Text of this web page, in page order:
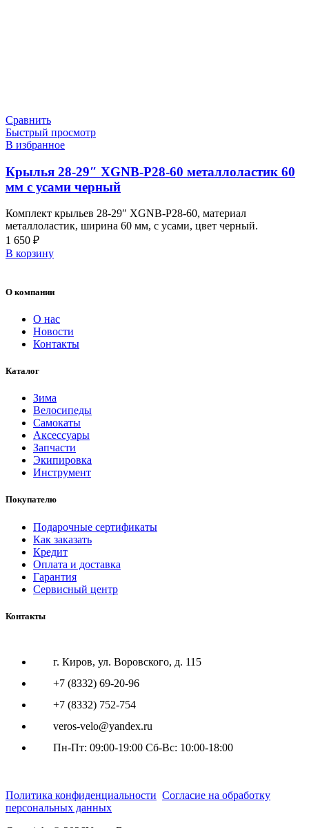
Сравнить
Быстрый просмотр
В избранное
Крылья 28-29″ XGNB-P28-60 металлоластик 60
мм с усами черный
Комплект крыльев 28-29″ XGNB-P28-60, материал
металлоластик, ширина 60 мм, с усами, цвет черный.
1 650 ₽
В корзину
О компании
О нас
Новости
Контакты
Каталог
Зима
Велосипеды
Самокаты
Аксессуары
Запчасти
Экипировка
Инструмент
Покупателю
Подарочные сертификаты
Как заказать
Кредит
Оплата и доставка
Гарантия
Сервисный центр
Контакты
г. Киров, ул. Воровского, д. 115
+7 (8332) 69-20-96
+7 (8332) 752-754
veros-velo@yandex.ru
Пн-Пт: 09:00-19:00 Сб-Вс: 10:00-18:00
Политика конфиденциальности Согласие на обработку
персональных данных